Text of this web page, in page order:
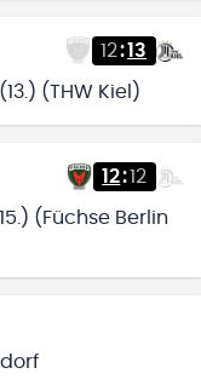
12:13
(THW Kiel)
12:12
(Füchse Berlin